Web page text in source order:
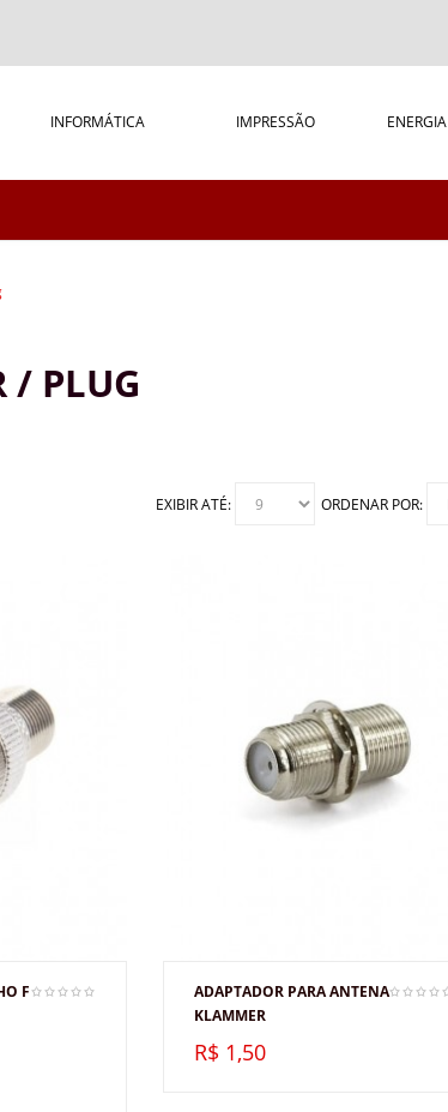
INFORMÁTICA IMPRESSÃO ENERGIA
/ PLUG
ORDENAR POR:
EXIBIR ATÉ:
F
ADAPTADOR PARA ANTENA
KLAMMER
R$ 1,50